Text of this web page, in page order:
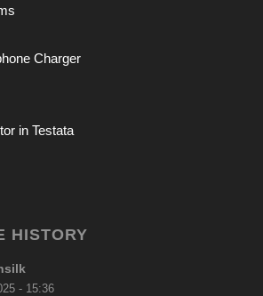
Charger
in Testata
HISTORY
- 15:36